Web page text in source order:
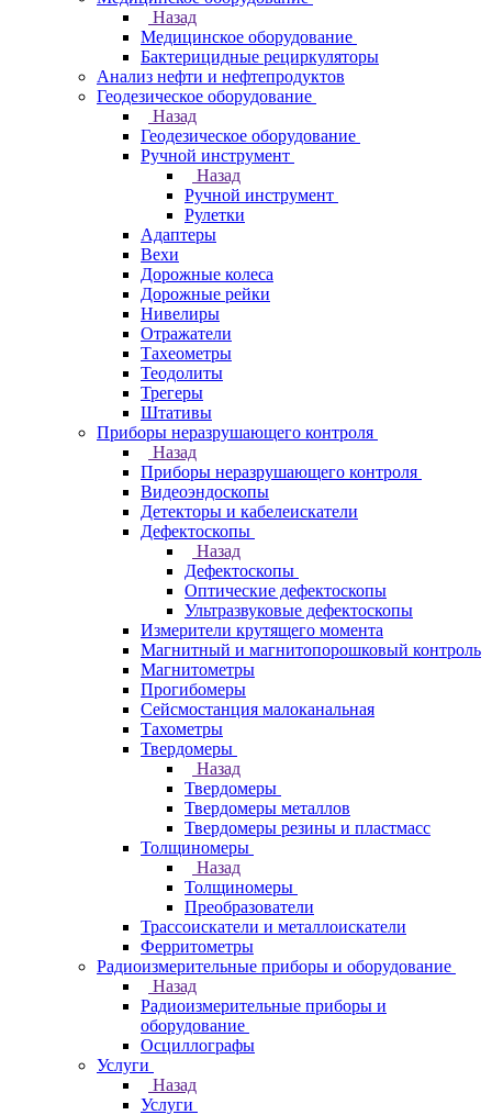
Назад
Медицинское оборудование
Бактерицидные рециркуляторы
Анализ нефти и нефтепродуктов
Геодезическое оборудование
Назад
Геодезическое оборудование
Ручной инструмент
Назад
Ручной инструмент
Рулетки
Адаптеры
Вехи
Дорожные колеса
Дорожные рейки
Нивелиры
Отражатели
Тахеометры
Теодолиты
Трегеры
Штативы
Приборы неразрушающего контроля
Назад
Приборы неразрушающего контроля
Видеоэндоскопы
Детекторы и кабелеискатели
Дефектоскопы
Назад
Дефектоскопы
Оптические дефектоскопы
Ультразвуковые дефектоскопы
Измерители крутящего момента
Магнитный и магнитопорошковый контроль
Магнитометры
Прогибомеры
Сейсмостанция малоканальная
Тахометры
Твердомеры
Назад
Твердомеры
Твердомеры металлов
Твердомеры резины и пластмасс
Толщиномеры
Назад
Толщиномеры
Преобразователи
Трассоискатели и металлоискатели
Ферритометры
Радиоизмерительные приборы и оборудование
Назад
Радиоизмерительные приборы и
оборудование
Осциллографы
Услуги
Назад
Услуги